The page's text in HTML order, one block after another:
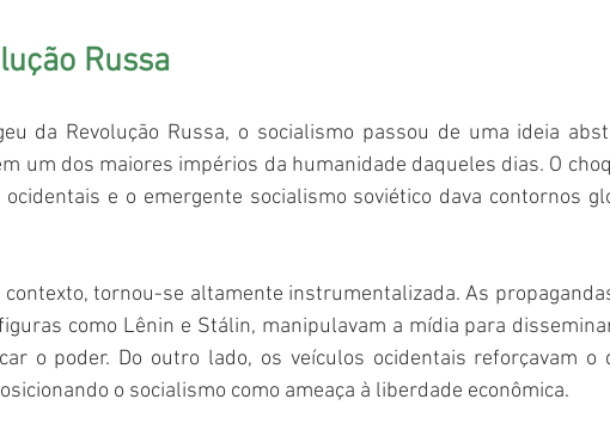
Russa
da Revolução Russa, o socialismo passou de uma ideia
um dos maiores impérios da humanidade daqueles dias. O
e o emergente socialismo soviético dava contornos
tornou-se altamente instrumentalizada. As
como Lênin e Stálin, manipulavam a mídia para
o poder. Do outro lado, os veículos ocidentais reforçavam o
o socialismo como ameaça à liberdade econômica.